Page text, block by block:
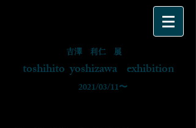
吉澤 利仁 展
toshihito yoshizawa exhibition
​ 2021/03/11〜